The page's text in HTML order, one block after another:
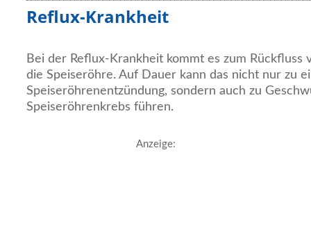
Reflux-Krankheit
Bei der Reflux-Krankheit kommt es zum Rückfluss
die Speiseröhre. Auf Dauer kann das nicht nur zu
Speiseröhrenentzündung, sondern auch zu
Speiseröhrenkrebs führen.
Anzeige: